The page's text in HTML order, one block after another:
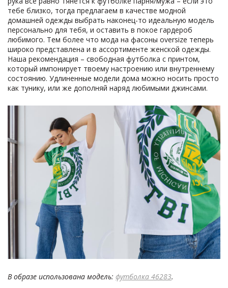
тебе близко, тогда предлагаем в качестве модной
домашней одежды выбрать наконец-то идеальную модель
персонально для тебя, и оставить в покое гардероб
любимого. Тем более что мода на фасоны oversize теперь
широко представлена и в ассортименте женской одежды.
Наша рекомендация – свободная футболка с принтом,
который импонирует твоему настроению или внутреннему
состоянию. Удлиненные модели дома можно носить просто
как тунику, или же дополняй наряд любимыми джинсами.
В образе использована модель: футболка 46283.